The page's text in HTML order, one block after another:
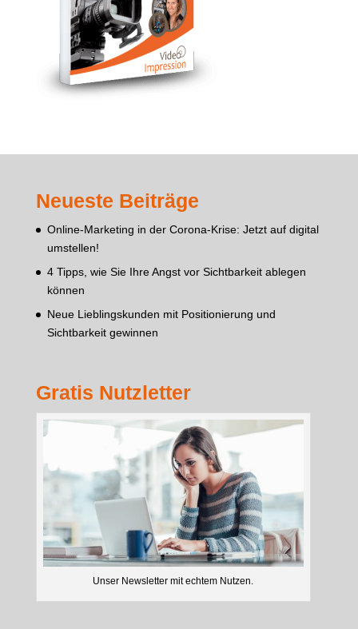
Neueste Beiträge
Online-Marketing in der Corona-Krise: Jetzt auf digital
umstellen!
4 Tipps, wie Sie Ihre Angst vor Sichtbarkeit ablegen
können
Neue Lieblingskunden mit Positionierung und
Sichtbarkeit gewinnen
Gratis Nutzletter
Unser Newsletter mit echtem Nutzen.